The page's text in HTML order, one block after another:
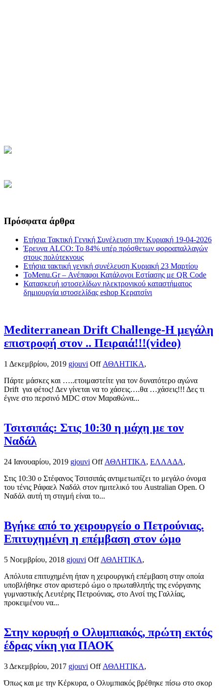
Πρόσφατα άρθρα
Ετήσια Τακτική Γενική Συνέλευση την Κυριακή 19-04-2026
Έρευνα ALCO: Το 84% υπέρ πρόσθετων φοροαπαλλαγών
στους πολύτεκνους
Ετήσια τακτική γενική συνέλευση Κυριακή 23 Μαρτίου
ToMenu.Gr – Ανέπαφοι Κατάλογοι Εστίασης με QR Code
Κατασκευή ιστοσελίδων ηλεκτρονικού καταστήματος
δημιουργία ιστοσελίδας eshop Κερατσίνι
Mediterranean Drift Challenge-Η μεγάλη
επιστροφή στον .. Πειραιά!!!(video)
1 Δεκεμβρίου, 2019 gjouvi Off ΑΘΛΗΤΙΚΑ,
Πάρτε μάσκες και …..ετοιμαστείτε για τον δυνατότερο αγώνα
Drift για φέτος! Δεν γίνεται να το χάσεις….θα …χάσεις!!! Δες τι
έγινε στο περσινό MDC στον Μαραθώνα...
Τσιτσιπάς: Στις 10:30 η μάχη με τον
Ναδάλ
24 Ιανουαρίου, 2019 gjouvi Off ΑΘΛΗΤΙΚΑ, ΕΛΛΑΔΑ,
Στις 10:30 ο Στέφανος Τσιτσιπάς αντιμετωπίζει το μεγάλο όνομα
του τένις Ράφαελ Ναδάλ στον ημιτελικό του Australian Open. Ο
Ναδάλ αυτή τη στιγμή είναι το...
Βγήκε από το χειρουργείο ο Πετρούνιας.
Επιτυχημένη η επέμβαση στον ώμο
5 Νοεμβρίου, 2018 gjouvi Off ΑΘΛΗΤΙΚΑ,
Απόλυτα επιτυχημένη ήταν η χειρουργική επέμβαση στην οποία
υποβλήθηκε στον αριστερό ώμο ο πρωταθλητής της ενόργανης
γυμναστικής Λευτέρης Πετρούνιας, στο Ανσί της Γαλλίας,
προκειμένου να...
Στην κορυφή ο Ολυμπιακός, πρώτη εκτός
έδρας νίκη για ΠΑΟΚ
3 Δεκεμβρίου, 2017 gjouvi Off ΑΘΛΗΤΙΚΑ,
Όπως και με την Κέρκυρα, ο Ολυμπιακός βρέθηκε πίσω στο σκορ